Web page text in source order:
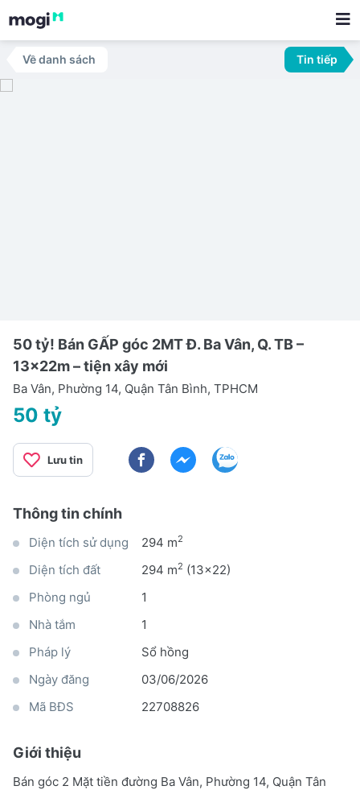
Về danh sách Tin tiếp
50 tỷ! Bán GẤP góc 2MT Đ. Ba Vân, Q. TB –
13x22m – tiện xây mới
Ba Vân, Phường 14, Quận Tân Bình, TPHCM
50 tỷ
Lưu tin
Thông tin chính
Diện tích sử dụng 294 m2
Diện tích đất 294 m2 (13x22)
Phòng ngủ
1
Nhà tắm
1
Pháp lý
Sổ hồng
Ngày đăng
03/06/2026
Mã BĐS
22708826
Giới thiệu
Bán góc 2 Mặt tiền đường Ba Vân, Phường 14, Quận Tân